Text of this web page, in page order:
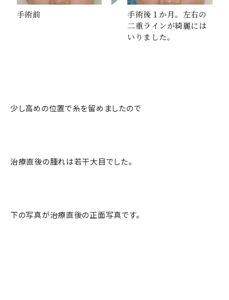
手術前
手術後１か月。左右の
二重ラインが綺麗には
いりました。
少し高めの位置で糸を留めましたので
治療直後の腫れは若干大目でした。
下の写真が治療直後の正面写真です。